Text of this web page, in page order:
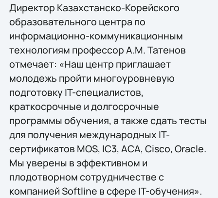
Директор Казахстанско-Корейского
образовательного центра по
информационно-коммуникационным
технологиям профессор А.М. Татенов
отмечает: «Наш центр приглашает
молодежь пройти многоуровневую
подготовку IT-специалистов,
краткосрочные и долгосрочные
программы обучения, а также сдать тесты
для получения международных IT-
сертификатов MOS, IC3, ACA, Cisco, Oracle.
Мы уверены в эффективном и
плодотворном сотрудничестве с
компанией Softline в сфере IT-обучения».